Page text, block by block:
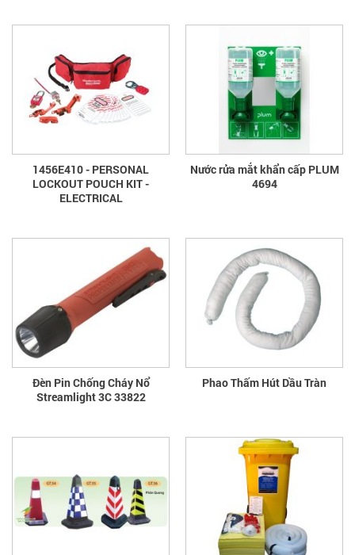
1456E410 - PERSONAL
LOCKOUT POUCH KIT -
ELECTRICAL
Nước rửa mắt khẩn cấp PLUM
4694
Đèn Pin Chống Cháy Nổ
Streamlight 3C 33822
Phao Thấm Hút Dầu Tràn